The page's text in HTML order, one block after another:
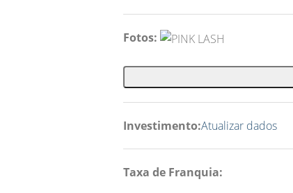
Fotos:
Investimento:Atualizar dados
Taxa de Franquia: